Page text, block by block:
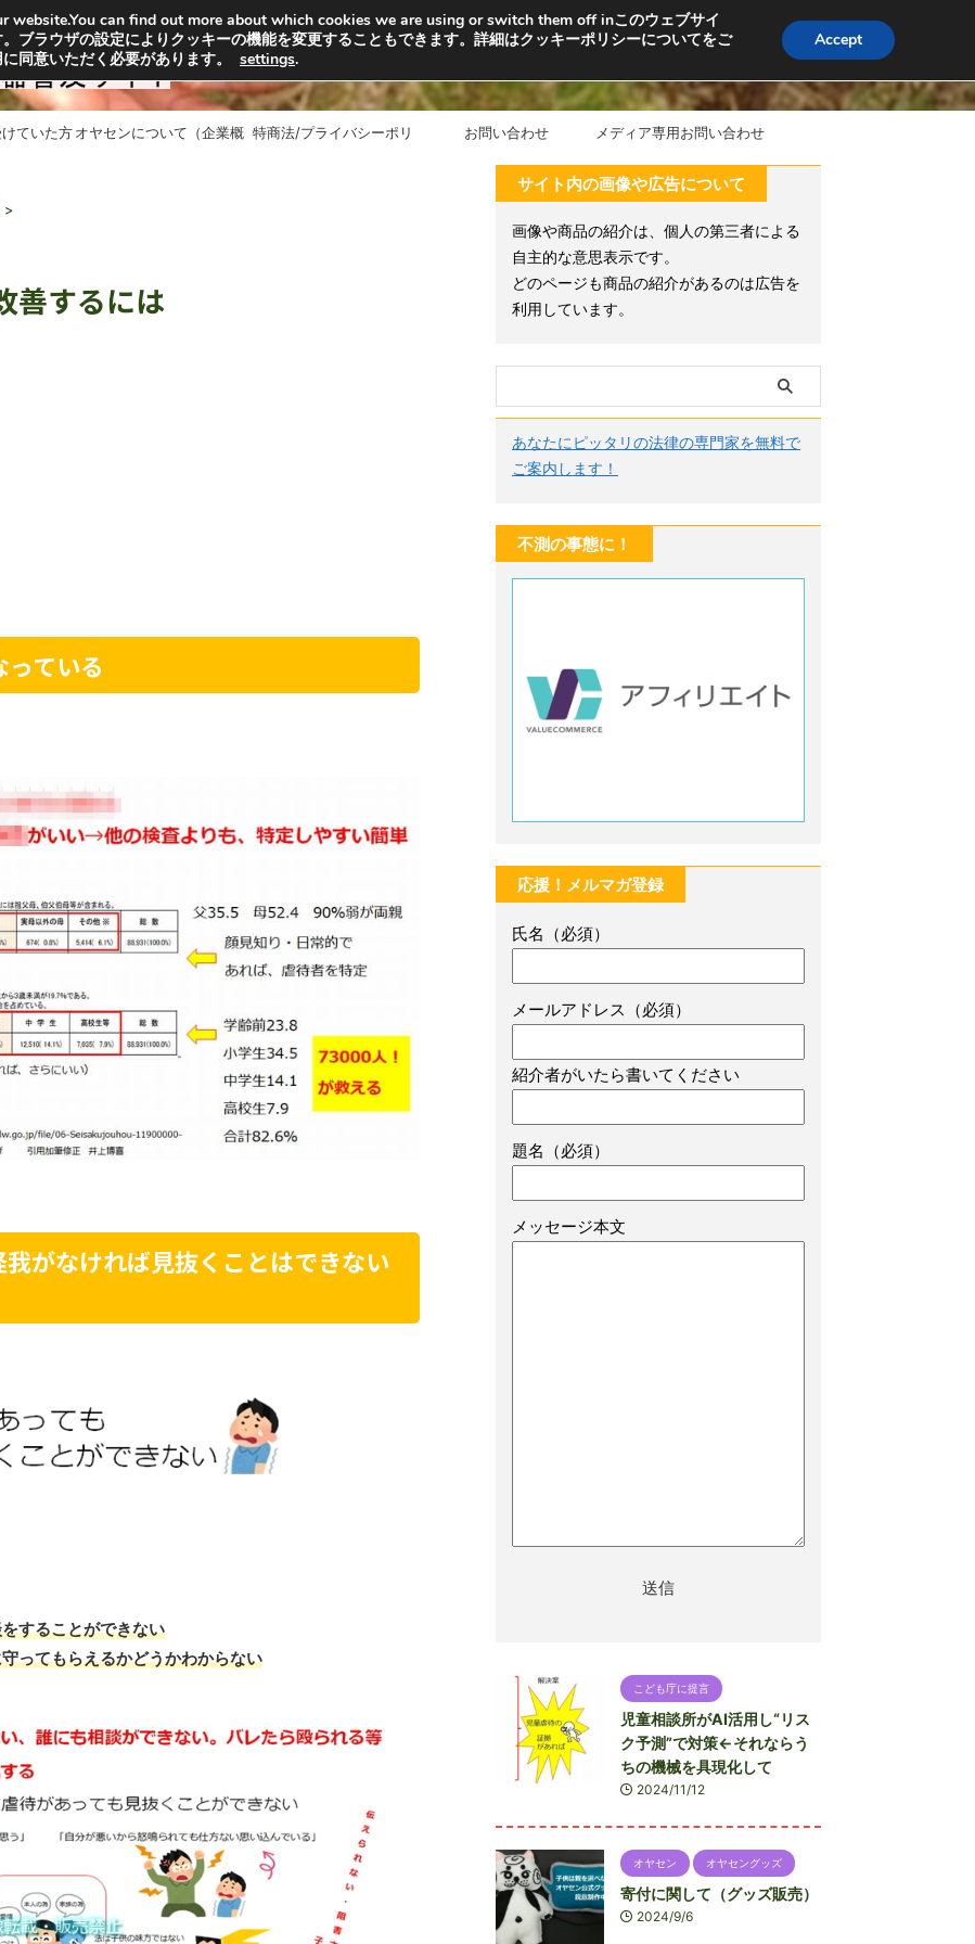
」から取っています。子
協力ください
ていた方オヤセンについて（企業概 特商法/プライバシーポリ お問い合わせ メディア専用お問い合わせ
>
善するには
ている
がなければ見抜くことはできない
することができない
ってもらえるかどうかわからない
サイト内の画像や広告について
画像や商品の紹介は、個人の第三者による
自主的な意思表示です。
どのページも商品の紹介があるのは広告を
利用しています。
あなたにピッタリの法律の専門家を無料で
ご案内します！
不測の事態に！
応援！メルマガ登録
氏名（必須）
メールアドレス（必須）
紹介者がいたら書いてください
題名（必須）
メッセージ本文
こども庁に提言
児童相談所がAI活用し“リス
ク予測”で対策←それならう
ちの機械を具現化して
2024/11/12
オヤセン オヤセングッズ
寄付に関して（グッズ販売）
2024/9/6
website.You can find out more about which cookies we are using or switch them off inこのウェブサイ
ブラウザの設定によりクッキーの機能を変更することもできます。詳細はクッキーポリシーについてをご
同意いただく必要があります。 settings.
Accept